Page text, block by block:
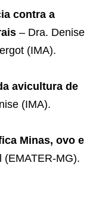
contra a
– Dra. Denise
(IMA).
avicultura de
(IMA).
Minas, ovo e
(EMATER-MG).